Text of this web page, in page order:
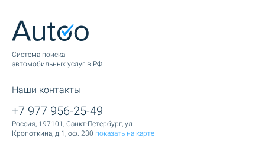
Cистема поиска
автомобильных услуг в РФ
Наши контакты
+7 977 956-25-49
Россия, 197101, Санкт-Петербург, ул.
Кропоткина, д.1, оф. 230 показать на карте